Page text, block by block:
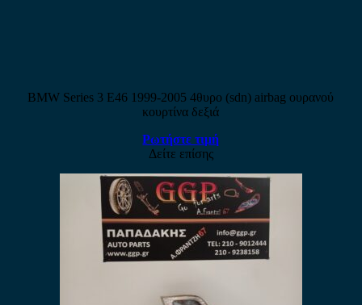
BMW Series 3 E46 1999-2005 4θυρο (sdn) airbag ουρανού
κουρτίνα δεξιά
Ρωτήστε τιμή
Δείτε επίσης